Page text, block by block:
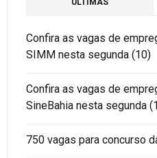
ÚLTIMAS
Confira as vagas de
SIMM nesta segunda (10)
Confira as vagas de
SineBahia nesta segunda
750 vagas para concurso